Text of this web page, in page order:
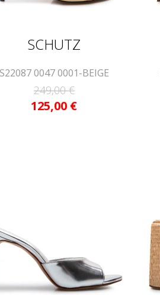
SCHUTZ
S22087 0047 0001-BEIGE
249,00 €
125,00 €